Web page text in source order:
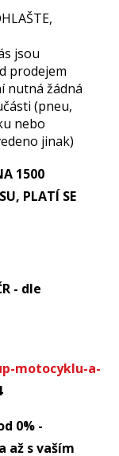
jsou
prodejem
nutná žádná
(pneu,
nebo
jinak)
1500
PLATÍ SE
- dle
motocyklu-a-
0% -
až s vaším